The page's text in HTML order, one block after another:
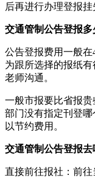
后再进行办理登报挂
交通管制公告登报多
公告登报费用一般在
为跟所选择的报纸
老师沟通。
一般市报要比省报
部门没有指定刊登
以节约费用。
交通管制公告登报去
直接前往报社‌：‌前